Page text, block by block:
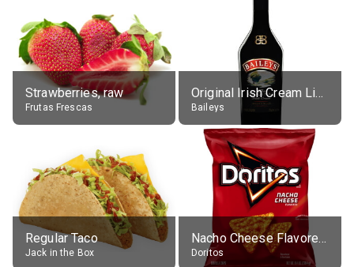
Strawberries, raw
Frutas Frescas
Original Irish Cream Liqueur (17% alc.)
Baileys
Regular Taco
Jack in the Box
Nacho Cheese Flavored Tortilla Chips
Doritos